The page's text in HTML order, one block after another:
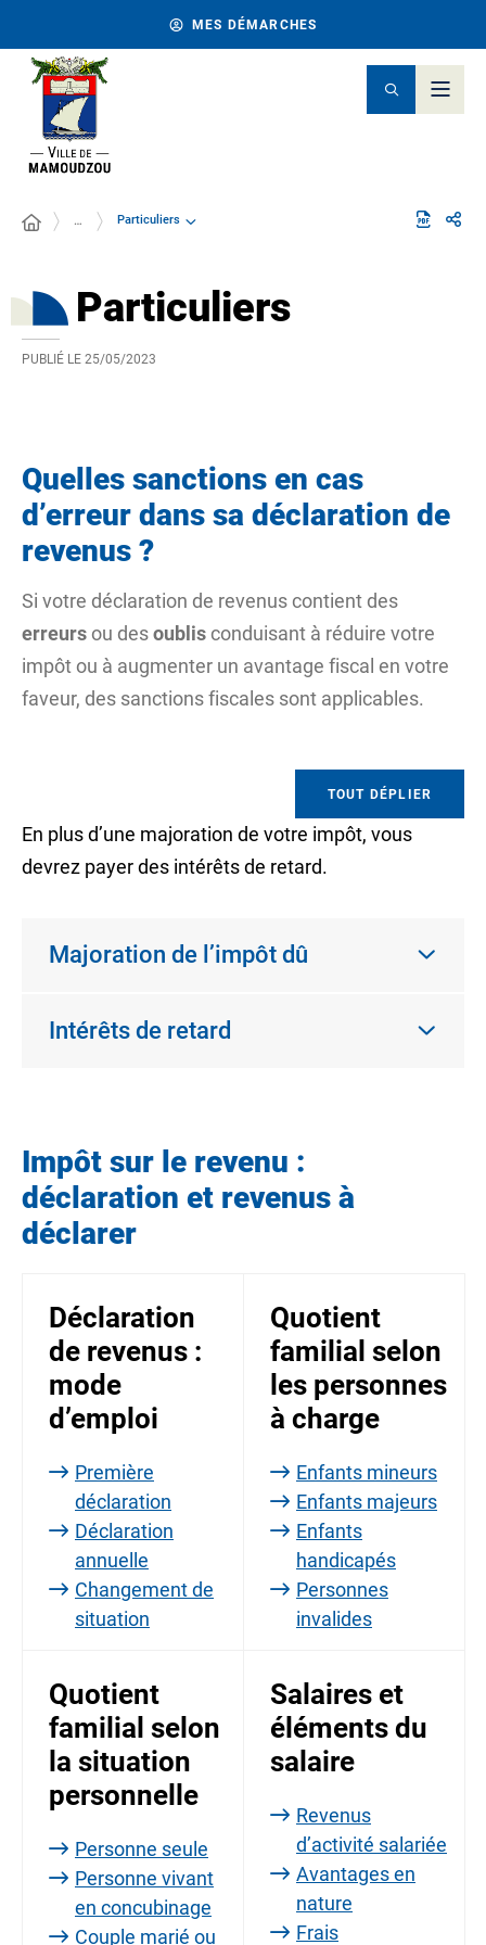
MES DÉMARCHES
… Particuliers
Particuliers
PUBLIÉ LE 25/05/2023
Quelles sanctions en cas
d’erreur dans sa déclaration de
revenus ?
Si votre déclaration de revenus contient des
erreursou desoublis conduisant à réduire votre
impôt ou à augmenter un avantage fiscal en votre
faveur, des sanctions fiscales sont applicables.
TOUT DÉPLIER
En plus d’une majoration de votre impôt, vous
devrez payer des intérêts de retard.
Majoration de l’impôt dû
Intérêts de retard
Impôt sur le revenu :
déclaration et revenus à
déclarer
Déclaration
de revenus :
mode
d’emploi
Première
déclaration
Déclaration
annuelle
Changement de
situation
Quotient
familial selon
les personnes
à charge
Enfants mineurs
Enfants majeurs
Enfants
handicapés
Personnes
invalides
Quotient
familial selon
la situation
personnelle
Personne seule
Personne vivant
en concubinage
Couple marié ou
Salaires et
éléments du
salaire
Revenus
d’activité salariée
Avantages en
nature
Frais